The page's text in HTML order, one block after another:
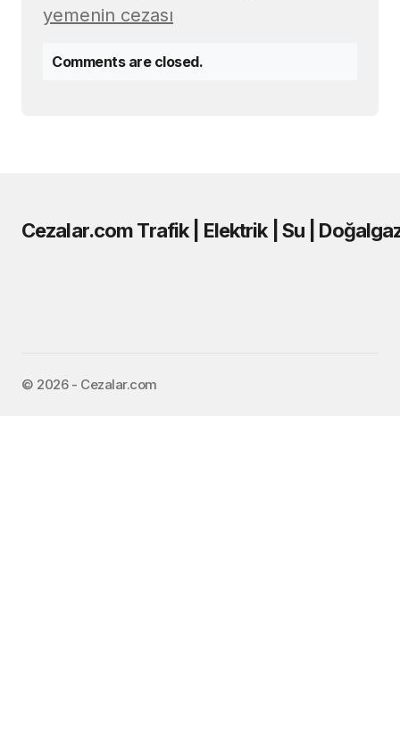
yemenin cezası
Comments are closed.
Cezalar.com Trafik | Elektrik | Su |
©️ 2026 - Cezalar.com